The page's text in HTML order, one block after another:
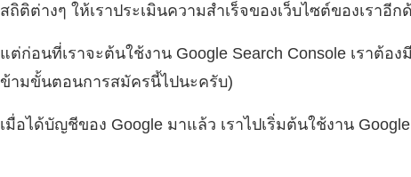
สถิติต่างๆ ให้เราประเมินความสำเร็จของเว็บไซต์ของเราอีก
แต่ก่อนที่เราจะต้นใช้งาน Google Search Console เราต้อ
ข้ามขั้นตอนการสมัครนี้ไปนะครับ)
เมื่อได้บัญชีของ Google มาแล้ว เราไปเริ่มต้นใช้งาน